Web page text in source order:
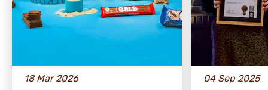
18 Mar 2026
04 Sep 2025